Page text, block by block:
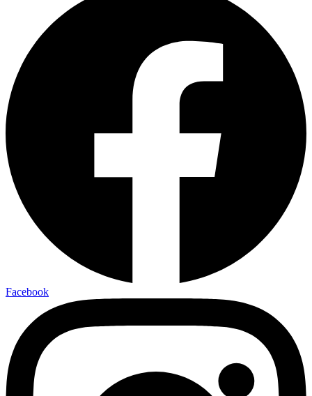
Facebook